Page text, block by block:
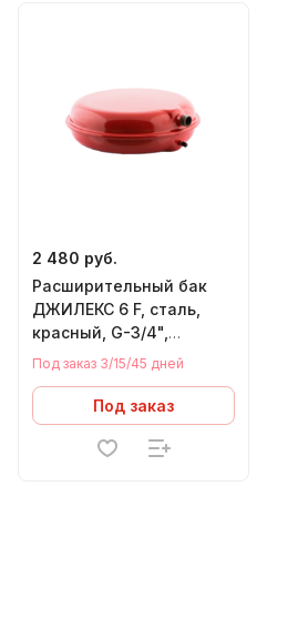
2 480 руб.
Расширительный бак
ДЖИЛЕКС 6 F, cталь,
красный, G-3/4",
плоский
Под заказ 3/15/45 дней
Под заказ